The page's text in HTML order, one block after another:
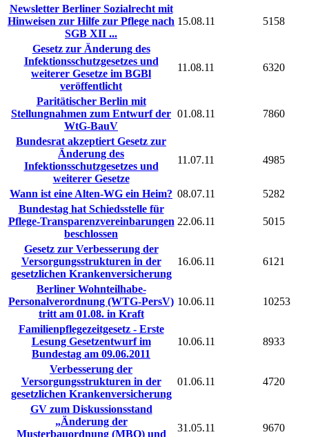
Newsletter Berliner Sozialrecht mit
Hinweisen zur Hilfe zur Pflege nach
SGB XII ...
15.08.11 5158
Gesetz zur Änderung des
Infektionsschutzgesetzes und
weiterer Gesetze im BGBl
veröffentlicht
11.08.11 6320
Paritätischer Berlin mit
Stellungnahmen zum Entwurf der
WtG-BauV
01.08.11 7860
Bundesrat akzeptiert Gesetz zur
Änderung des
Infektionsschutzgesetzes und
weiterer Gesetze
11.07.11 4985
Wann ist eine Alten-WG ein Heim? 08.07.11
5282
Bundestag hat Schiedsstelle für
Pflege-Transparenzvereinbarungen
beschlossen
22.06.11 5015
Gesetz zur Verbesserung der
Versorgungsstrukturen in der
gesetzlichen Krankenversicherung
16.06.11 6121
Berliner Wohnteilhabe-
Personalverordnung (WTG-PersV)
tritt am 01.08. in Kraft
10.06.11 10253
Familienpflegezeitgesetz - Erste
Lesung Gesetzentwurf im
Bundestag am 09.06.2011
10.06.11 8933
Verbesserung der
Versorgungsstrukturen in der
gesetzlichen Krankenversicherung
01.06.11 4720
GV zum Diskussionsstand
„Änderung der
Musterbauordnung (MBO) und
31.05.11 9670